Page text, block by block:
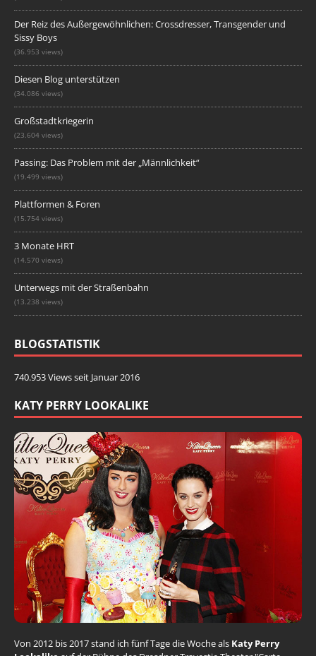
Der Reiz des Außergewöhnlichen: Crossdresser, Transgender und
Sissy Boys
(36.953 views)
Diesen Blog unterstützen
(34.086 views)
Großstadtkriegerin
(23.604 views)
Passing: Das Problem mit der „Männlichkeit“
(19.499 views)
Plattformen & Foren
(15.754 views)
3 Monate HRT
(14.570 views)
Unterwegs mit der Straßenbahn
(13.238 views)
BLOGSTATISTIK
740.953 Views seit Januar 2016
KATY PERRY LOOKALIKE
Von 2012 bis 2017 stand ich fünf Tage die Woche als Katy Perry